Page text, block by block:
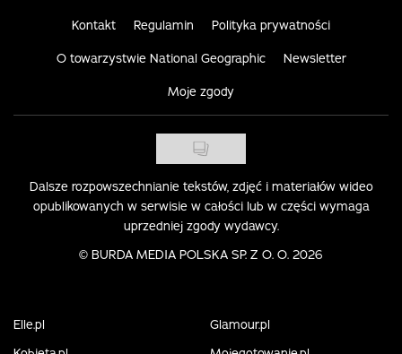
Kontakt Regulamin Polityka prywatności
O towarzystwie National Geographic Newsletter
Moje zgody
Dalsze rozpowszechnianie tekstów, zdjęć i materiałów wideo
opublikowanych w serwisie w całości lub w części wymaga
uprzedniej zgody wydawcy.
© BURDA MEDIA POLSKA SP. Z O. O. 2026
Elle.pl
Glamour.pl